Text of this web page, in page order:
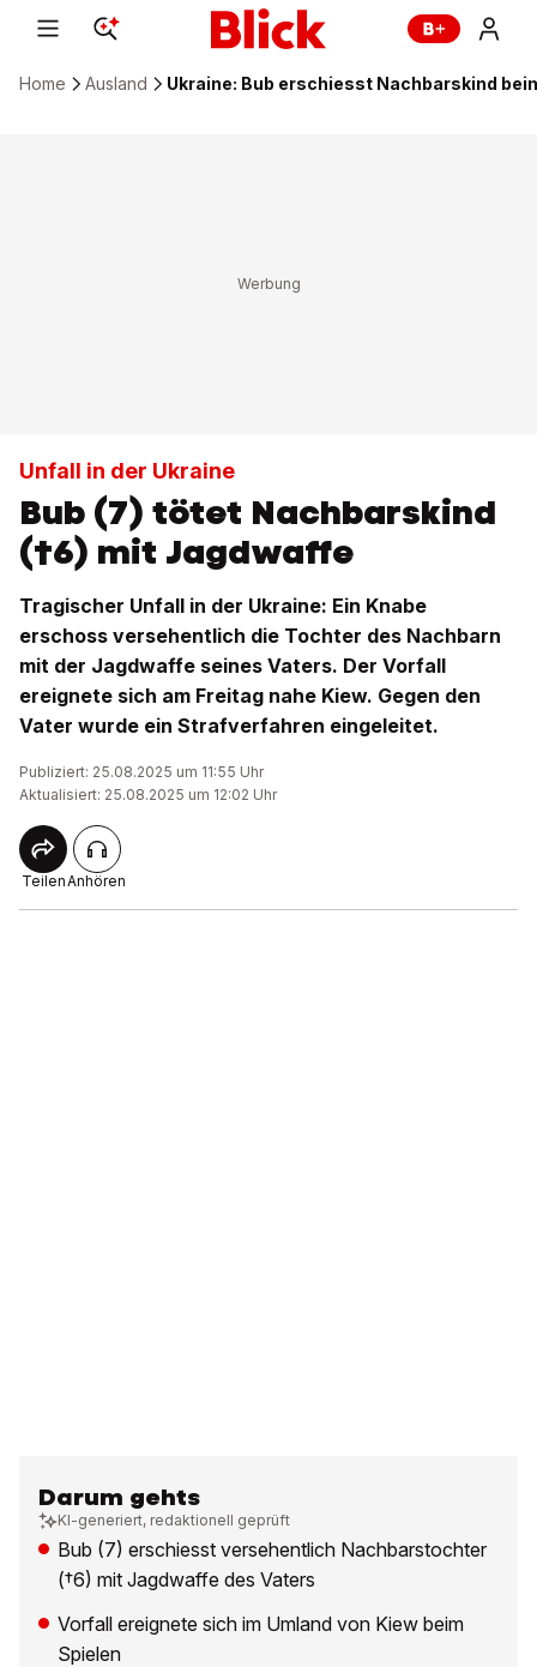
Home Ausland Ukraine: Bub erschiesst Nachbarskind
Unfall in der Ukraine
Bub (7) tötet Nachbarskind
(†6) mit Jagdwaffe
Tragischer Unfall in der Ukraine: Ein Knabe
erschoss versehentlich die Tochter des Nachbarn
mit der Jagdwaffe seines Vaters. Der Vorfall
ereignete sich am Freitag nahe Kiew. Gegen den
Vater wurde ein Strafverfahren eingeleitet.
Publiziert: 25.08.2025 um 11:55 Uhr
Aktualisiert: 25.08.2025 um 12:02 Uhr
TeilenAnhören
Darum gehts
KI-generiert, redaktionell geprüft
Bub (7) erschiesst versehentlich Nachbarstochter
(†6) mit Jagdwaffe des Vaters
Vorfall ereignete sich im Umland von Kiew beim
Spielen